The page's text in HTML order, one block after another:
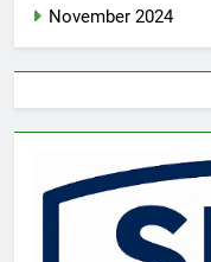
November 2024